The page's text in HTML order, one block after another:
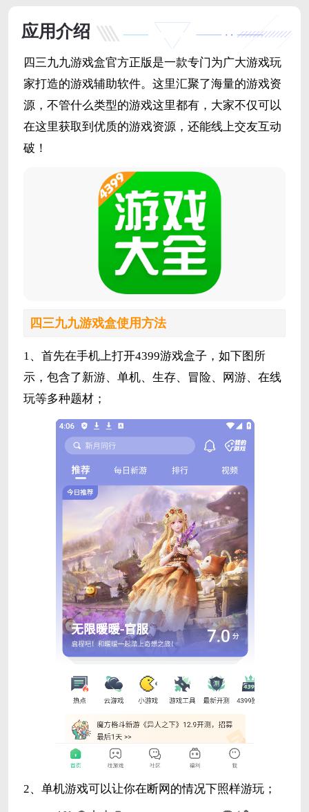
应用介绍
四三九九游戏盒官方正版是一款专门为广大游戏玩
家打造的游戏辅助软件。这里汇聚了海量的游戏资
源，不管什么类型的游戏这里都有，大家不仅可以
在这里获取到优质的游戏资源，还能线上交友互动
破！
四三九九游戏盒使用方法
1、首先在手机上打开4399游戏盒子，如下图所
示，包含了新游、单机、生存、冒险、网游、在线
玩等多种题材；
2、单机游戏可以让你在断网的情况下照样游玩；